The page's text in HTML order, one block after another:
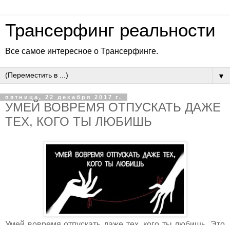
Трансерфинг реальности
Все самое интересное о Трансерфинге.
▼
пятница, 22 декабря 2017 г.
УМЕЙ ВОВРЕМЯ ОТПУСКАТЬ ДАЖЕ
ТЕХ, КОГО ТЫ ЛЮБИШЬ